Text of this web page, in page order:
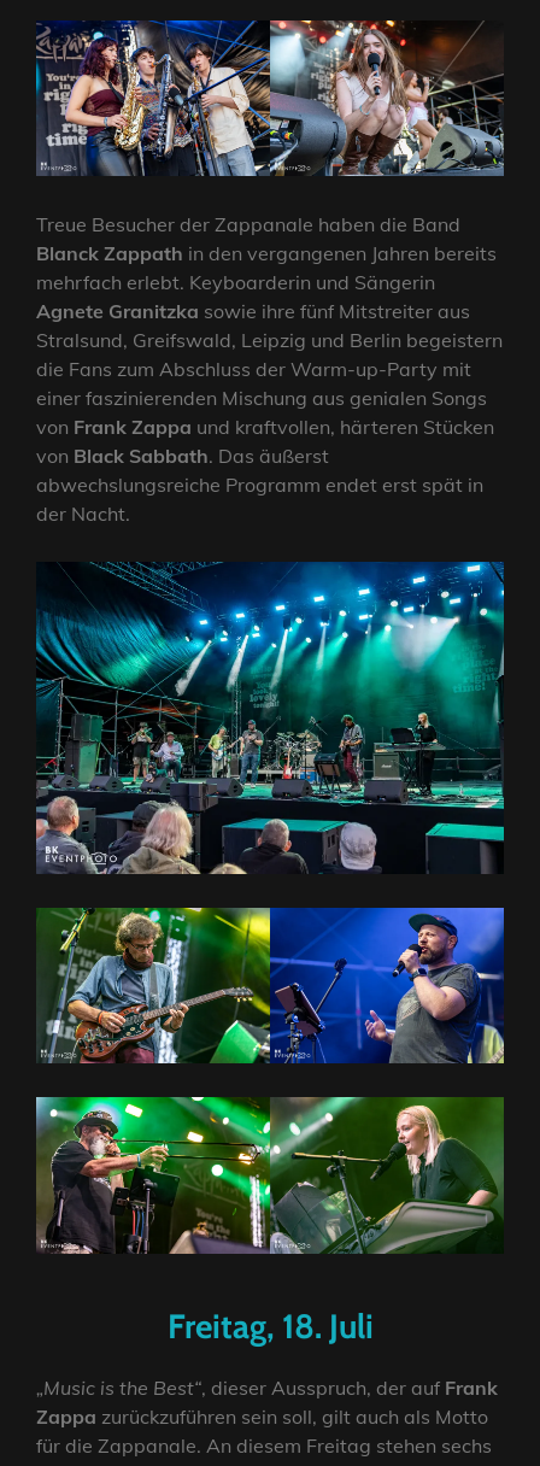
Treue Besucher der Zappanale haben die Band
Blanck Zappath in den vergangenen Jahren bereits
mehrfach erlebt. Keyboarderin und Sängerin
Agnete Granitzka sowie ihre fünf Mitstreiter aus
Stralsund, Greifswald, Leipzig und Berlin begeistern
die Fans zum Abschluss der Warm-up-Party mit
einer faszinierenden Mischung aus genialen Songs
von Frank Zappa und kraftvollen, härteren Stücken
von Black Sabbath. Das äußerst
abwechslungsreiche Programm endet erst spät in
der Nacht.
Freitag, 18. Juli
„Music is the Best“, dieser Ausspruch, der auf Frank
Zappa zurückzuführen sein soll, gilt auch als Motto
für die Zappanale. An diesem Freitag stehen sechs